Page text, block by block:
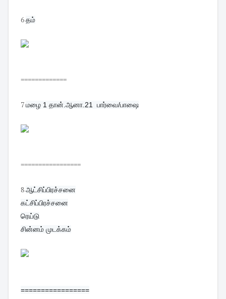
6தம்
=============
7மழை 1 தான்.ஆனா.21  பார்வை/பாஷை
=================
8ஆட்சிப்பிரச்சனை
கட்சிப்பிரச்சனை
ரெய்டு
சின்னம் முடக்கம்
=================